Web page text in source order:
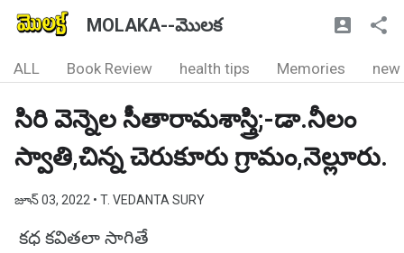
MOLAKA--మొలక
ALL Book Review health tips Memories new
సిరి వెన్నెల సీతారామశాస్త్రి;-డా.నీలం
స్వాతి,చిన్న చెరుకూరు గ్రామం,నెల్లూరు.
జూన్ 03, 2022 • T. VEDANTA SURY
కధ కవితలా సాగితే